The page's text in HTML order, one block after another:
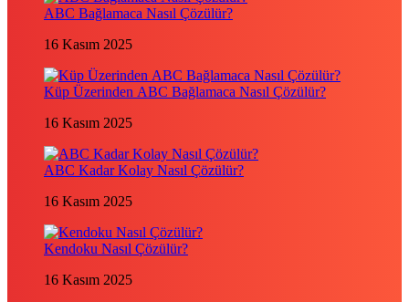
ABC Bağlamaca Nasıl Çözülür?
16 Kasım 2025
Küp Üzerinden ABC Bağlamaca Nasıl Çözülür?
16 Kasım 2025
ABC Kadar Kolay Nasıl Çözülür?
16 Kasım 2025
Kendoku Nasıl Çözülür?
16 Kasım 2025